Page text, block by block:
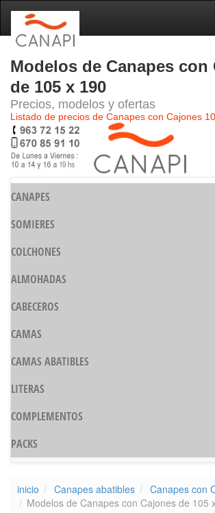
Modelos de Canapes con
de 105 x 190
Precios, modelos y ofertas
Listado de precios de Canapes con Cajones
CANAPES
SOMIERES
COLCHONES
ALMOHADAS
CABECEROS
CAMAS
CAMAS ABATIBLES
LITERAS
COMPLEMENTOS
PACKS
inicio Canapes abatibles
Canapes con
Modelos de Canapes con Cajones de 105